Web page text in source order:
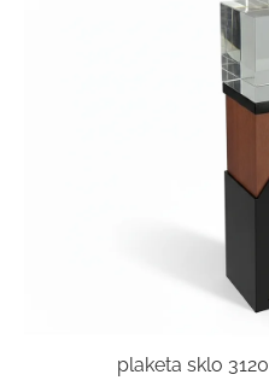
plaketa sklo